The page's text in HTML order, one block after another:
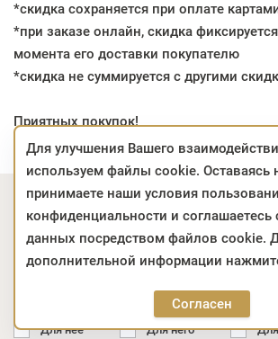
*скидка сохраняется при оплате
*при заказе онлайн, скидка
момента его доставки покупателю
*скидка не суммируется с другими
Приятных покупок!
Подпишитесь на акции
Узнавайте о выгодных предложениях и
Для неё Для него
Для улучшения Вашего
используем файлы cookie. Оставаясь
принимаете наши условия
конфиденциальности и соглашаетесь
данных посредством файлов cookie.
дополнительной информации
Согласен